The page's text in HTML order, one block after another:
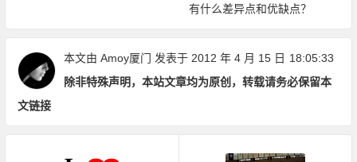
有什么差异点和优缺点？
本文由 Amoy厦门 发表于 2012 年 4 月 15 日 18:05:33
除非特殊声明，本站文章均为原创，转载请务必保留本
文链接